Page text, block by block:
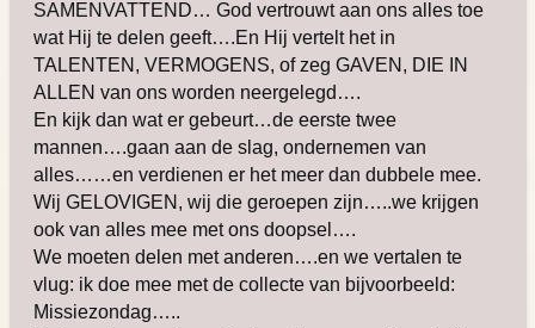
SAMENVATTEND… God vertrouwt aan ons alles toe
wat Hij te delen geeft….En Hij vertelt het in
TALENTEN, VERMOGENS, of zeg GAVEN, DIE IN
ALLEN van ons worden neergelegd….
En kijk dan wat er gebeurt…de eerste twee
mannen….gaan aan de slag, ondernemen van
alles……en verdienen er het meer dan dubbele mee.
Wij GELOVIGEN, wij die geroepen zijn…..we krijgen
ook van alles mee met ons doopsel….
We moeten delen met anderen….en we vertalen te
vlug: ik doe mee met de collecte van bijvoorbeeld:
Missiezondag…..